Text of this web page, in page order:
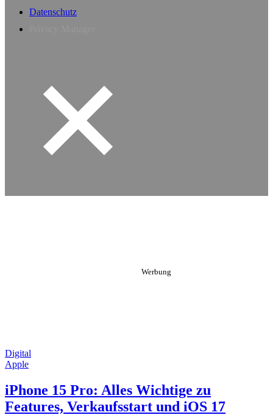
Datenschutz
Digital
Apple
iPhone 15 Pro: Alles Wichtige zu
Features, Verkaufsstart und iOS 17